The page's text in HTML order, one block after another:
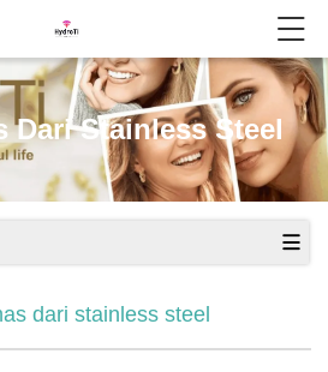
Dari Stainless Steel
dari stainless steel